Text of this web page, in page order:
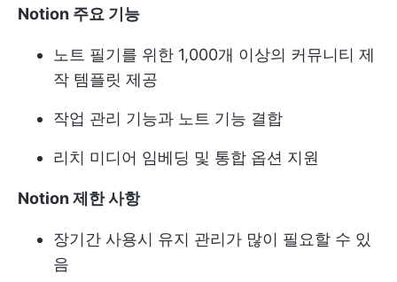
Notion 주요 기능
노트 필기를 위한 1,000개 이상의 커뮤니티 제
작 템플릿 제공
작업 관리 기능과 노트 기능 결합
리치 미디어 임베딩 및 통합 옵션 지원
Notion 제한 사항
장기간 사용시 유지 관리가 많이 필요할 수 있
음